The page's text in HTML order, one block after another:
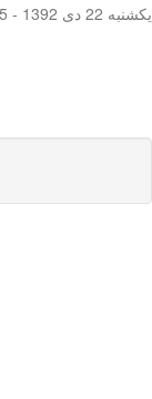
یکشنبه 22 دی 1392 - 19:55